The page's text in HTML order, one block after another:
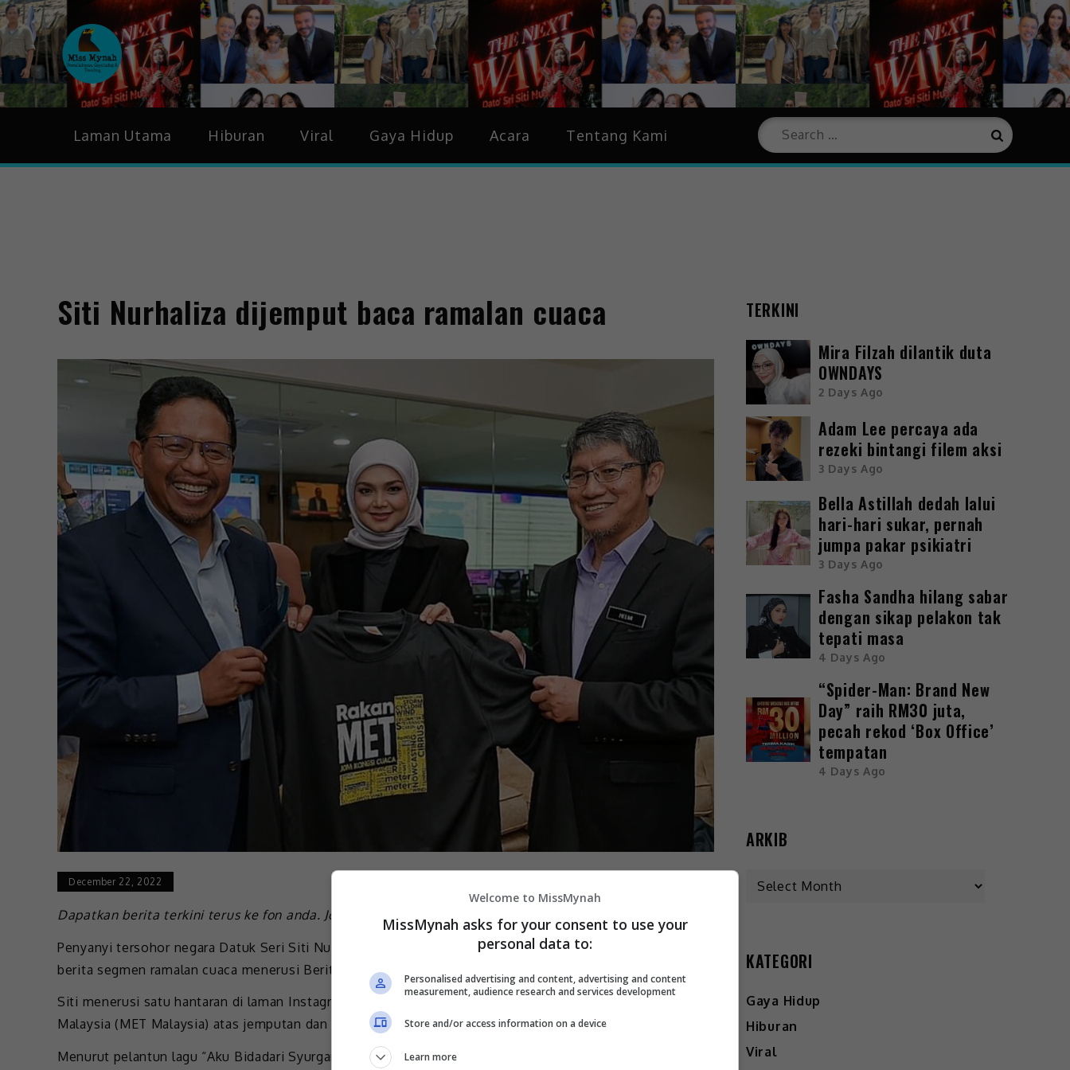
MissMynah
Portal Hiburan, Gaya Hidup & Trending
Laman Utama Hiburan Viral Gaya Hidup Acara Tentang Kami
Siti Nurhaliza dijemput baca ramalan cuaca
December 22, 2022
Dapatkan berita terkini terus ke fon anda. Join
Penyanyi tersohor negara Datuk Seri Siti Nurhaliza mengejutkan ramai apabila tampil sebagai penyampai
berita segmen ramalan cuaca menerusi Berita Wilayah dalam saluran TV1.
Siti menerusi satu hantaran di laman Instagram menzahirkan penghargaan buat Jabatan Meteorologi
Malaysia (MET Malaysia) atas jemputan dan kolaborasi bersamanya.
Menurut pelantun lagu “Aku Bidadari Syurgamu” itu, kolaborasi berkenaan bertujuan untuk memberi
TERKINI
Mira Filzah dilantik duta
OWNDAYS
2 Days Ago
Adam Lee percaya ada
rezeki bintangi filem aksi
3 Days Ago
Bella Astillah dedah lalui
hari-hari sukar, pernah
jumpa pakar psikiatri
3 Days Ago
Fasha Sandha hilang sabar
dengan sikap pelakon tak
tepati masa
4 Days Ago
“Spider-Man: Brand New
Day” raih RM30 juta,
pecah rekod ‘Box Office’
tempatan
4 Days Ago
ARKIB
KATEGORI
Gaya Hidup
Hiburan
Viral
Welcome to MissMynah
MissMynah asks for your consent to use your
personal data to:
Personalised advertising and content, advertising and content
measurement, audience research and services development
Store and/or access information on a device
Learn more